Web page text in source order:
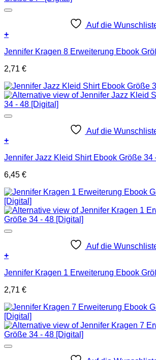
Auf die
+
Jennifer Kragen 8 Erweiterung Ebook
2,71 €
Auf die
+
Jennifer Jazz Kleid Shirt Ebook Größe 34
6,45 €
Auf die
+
Jennifer Kragen 1 Erweiterung Ebook
2,71 €